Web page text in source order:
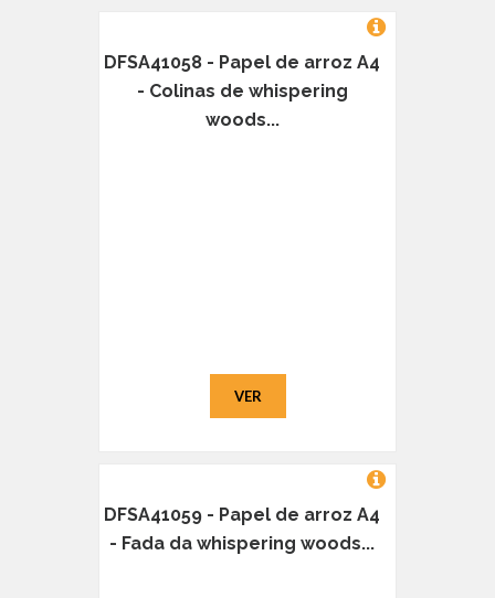
DFSA41058 - Papel de arroz A4
- Colinas de whispering
woods...
VER
DFSA41059 - Papel de arroz A4
- Fada da whispering woods...